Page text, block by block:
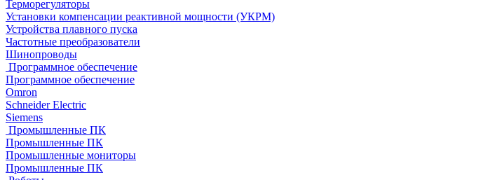
Терморегуляторы
Установки компенсации реактивной мощности (УКРМ)
Устройства плавного пуска
Частотные преобразователи
Шинопроводы
Программное обеспечение
Программное обеспечение
Omron
Schneider Electric
Siemens
Промышленные ПК
Промышленные ПК
Промышленные мониторы
Промышленные ПК